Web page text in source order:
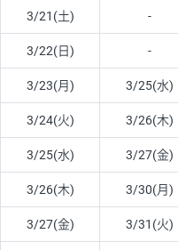
3/21(土) -
3/22(日) -
3/23(月) 3/25(水)
3/24(火) 3/26(木)
3/25(水) 3/27(金)
3/26(木) 3/30(月)
3/27(金) 3/31(火)